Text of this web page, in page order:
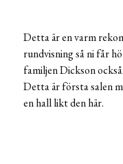
Detta är en varm
rundvisning så ni får
familjen Dickson också.
Detta är första salen
en hall likt den här.